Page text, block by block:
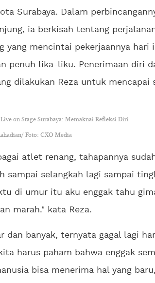
Surabaya. Dalam
ia berkisah tentang
yang mencintai pekerjaannya hari
penuh lika-liku. Penerimaan diri
dilakukan Reza untuk mencapai
Foto: CXO Media
atlet renang, tahapannya
sampai selangkah lagi sampai
di umur itu aku enggak tahu
marah." kata Reza.
dan banyak, ternyata gagal lagi
harus paham bahwa enggak
bisa menerima hal yang